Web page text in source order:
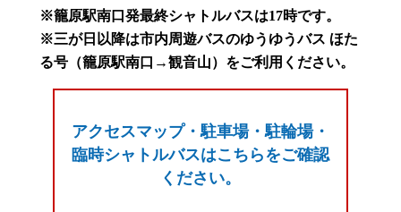
※籠原駅南口発最終シャトルバスは17時です。
※三が日以降は市内周遊バスのゆうゆうバス ほた
る号（籠原駅南口→観音山）をご利用ください。
アクセスマップ・駐車場・駐輪場・
臨時シャトルバスはこちらをご確認
ください。